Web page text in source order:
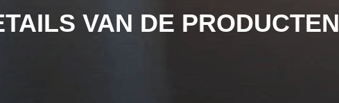
VAN DE PRODUCTEN